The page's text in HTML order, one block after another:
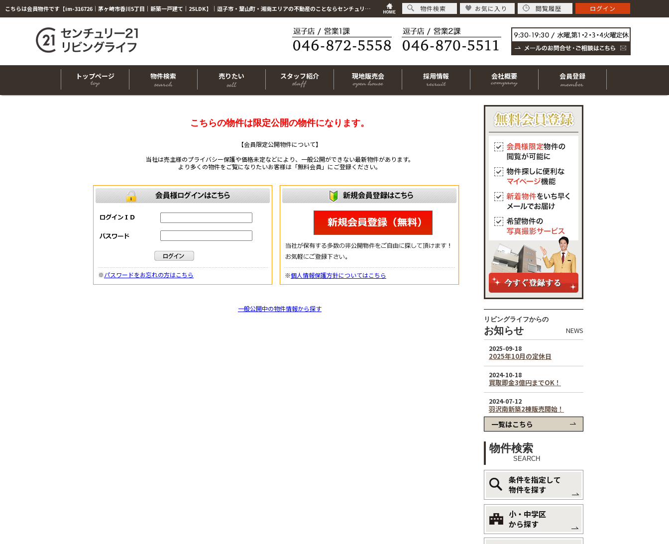
こちらは会員物件です【im-316726｜茅ヶ崎市香川5丁目｜新築一戸建て｜2SLDK】｜逗子市・葉山町・湘南エリアの不動産のことならセンチュリー21リビングライフにお任せください！
トップページ 物件検索 売りたい スタッフ紹介 現地販売会 採用情報 会社概要 会員登録
こちらの物件は限定公開の物件になります。
【会員限定公開物件について】
当社は売主様のプライバシー保護や価格未定などにより、一般公開ができない最新物件があります。
より多くの物件をご覧になりたいお客様は「無料会員」にご登録ください。
※パスワードをお忘れの方はこちら ※個人情報保護方針についてはこちら
一般公開中の物件情報から探す
リビングライフからの
お知らせ NEWS
一覧はこちら
物件検索
SEARCH
条件を指定して
物件を探す
小・中学区
から探す
物件検索 お気に入り 閲覧履歴 ログイン